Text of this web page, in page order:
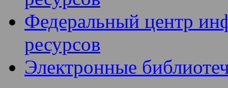
Федеральный центр
ресурсов
Электронные